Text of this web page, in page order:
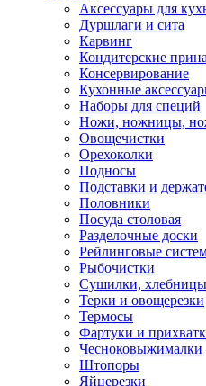
Аксессуары для
Дуршлаги и сита
Карвинг
Кондитерские
Консервирование
Кухонные
Наборы для специй
Ножи, ножницы,
Овощечистки
Орехоколки
Подносы
Подставки и
Половники
Посуда столовая
Разделочные доски
Рейлинговые
Рыбочистки
Сушилки, хлебницы
Терки и овощерезки
Термосы
Фартуки и
Чесноковыжималки
Штопоры
Яйцерезки